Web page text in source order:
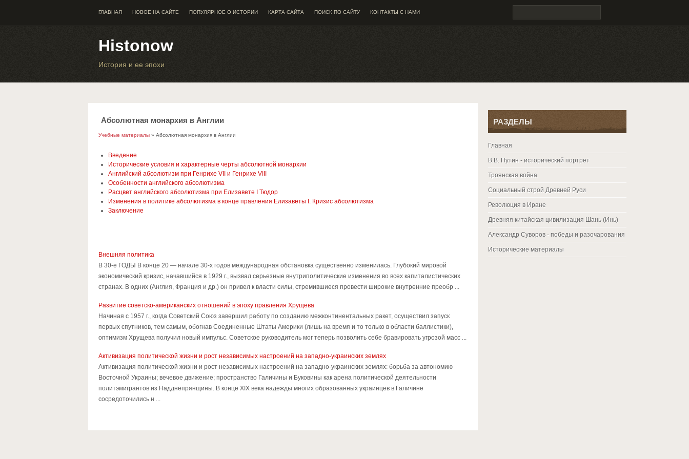
ГЛАВНАЯ НОВОЕ НА САЙТЕ ПОПУЛЯРНОЕ О ИСТОРИИ КАРТА САЙТА ПОИСК ПО САЙТУ КОНТАКТЫ С НАМИ
Histonow
История и ее эпохи
Абсолютная монархия в Англии
Учебные материалы » Абсолютная монархия в Англии
Введение
Исторические условия и характерные черты абсолютной монархии
Английский абсолютизм при Генрихе VII и Генрихе VIII
Особенности английского абсолютизма
Расцвет английского абсолютизма при Елизавете I Тюдор
Изменения в политике абсолютизма в конце правления Елизаветы I. Кризис абсолютизма
Заключение
Внешняя политика
В 30-е ГОДЫ В конце 20 — начале 30-х годов международная обстановка существенно изменилась. Глубокий мировой
экономический кризис, начавшийся в 1929 г., вызвал серьезные внутриполитические изменения во всех капиталистических
странах. В одних (Англия, Франция и др.) он привел к власти силы, стремившиеся провести широкие внутренние преобр ...
Развитие советско-американских отношений в эпоху правления Хрущева
Начиная с 1957 г., когда Советский Союз завершил работу по созданию межконтинентальных ракет, осуществил запуск
первых спутников, тем самым, обогнав Соединенные Штаты Америки (лишь на время и то только в области баллистики),
оптимизм Хрущева получил новый импульс. Советское руководитель мог теперь позволить себе бравировать угрозой масс ...
Активизация политической жизни и рост независимых настроений на западно-украинских землях
Активизация политической жизни и рост независимых настроений на западно-украинских землях: борьба за автономию
Восточной Украины; вечевое движение; пространство Галичины и Буковины как арена политической деятельности
политэмигрантов из Надднепрянщины. В конце ХIX века надежды многих образованных украинцев в Галичине
сосредоточились н ...
РАЗДЕЛЫ
Главная
В.В. Путин - исторический портрет
Троянская война
Социальный строй Древней Руси
Революция в Иране
Древняя китайская цивилизация Шань (Инь)
Александр Суворов - победы и разочарования
Исторические материалы